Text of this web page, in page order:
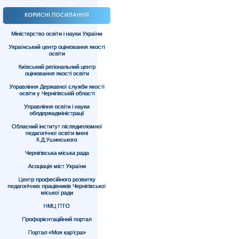
КОРИСНІ ПОСИЛАННЯ
Міністерство освіти і науки України
Український центр оцінювання якості
освіти
Київський регіональний центр
оцінювання якості освіти
Управління Державної служби якості
освіти у Чернігівській області
Управління освіти і науки
облдержадміністрації
Обласний інститут післядипломної
педагогічної освіти імені
К.Д.Ушинського
Чернігівська міська рада
Асоціація міст України
Центр професійного розвитку
педагогічних працівників Чернігівської
міської ради
НМЦ ПТО
Профорієнтаційний портал
Портал «Моя кар’єра»